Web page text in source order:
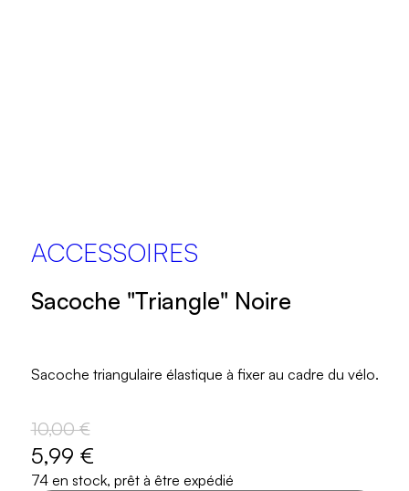
ACCESSOIRES
Sacoche "Triangle" Noire
Sacoche triangulaire élastique à fixer au cadre du vélo.
10,00 €
5,99 €
74 en stock, prêt à être expédié